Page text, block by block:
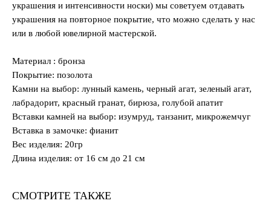
украшения и интенсивности носки) мы советуем отдавать
украшения на повторное покрытие, что можно сделать у нас
или в любой ювелирной мастерской.
Материал : бронза
Покрытие: позолота
Камни на выбор: лунный камень, черный агат, зеленый агат,
лабрадорит, красный гранат, бирюза, голубой апатит
Вставки камней на выбор: изумруд, танзанит, микрожемчуг
Вставка в замочке: фианит
Вес изделия: 20гр
Длина изделия: от 16 см до 21 см
СМОТРИТЕ ТАКЖЕ